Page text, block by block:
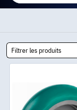
Filtrer les produits